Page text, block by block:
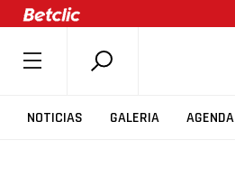
NOTICIAS GALERIA AGENDA
SOBRE A FPB